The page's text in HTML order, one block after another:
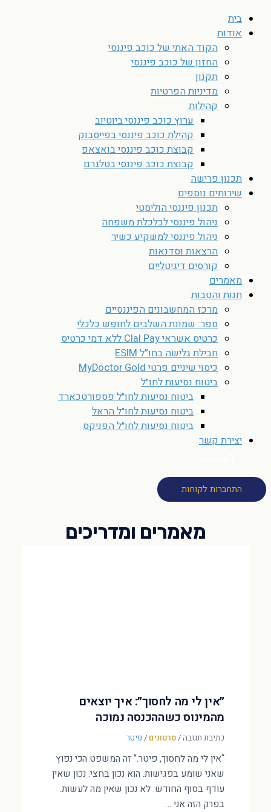
בית
אודות
הקוד האתי של כוכב פיננסי
החזון של כוכב פיננסי
תקנון
מדיניות הפרטיות
קהילות
ערוץ כוכב פיננסי ביוטיוב
קהילת כוכב פיננסי בפייסבוק
קבוצת כוכב פיננסי בואצאפ
קבוצת כוכב פיננסי בטלגרם
תכנון פרישה
שירותים נוספים
תכנון פיננסי הוליסטי
ניהול פיננסי לכלכלת משפחה
ניהול פיננסי למשקיע כשיר
הרצאות וסדנאות
קורסים דיגיטליים
מאמרים
חנות והטבות
מרכז המחשבונים הפיננסיים
ספר: שמונת השלבים לחופש כלכלי
כרטיס אשראי Clal Pay ללא דמי כרטיס
חבילת גלישה בחו”ל ESIM
כיסוי שיניים פרטי MyDoctor Gold
ביטוח נסיעות לחו״ל
ביטוח נסיעות לחו״ל פספורטכארד
ביטוח נסיעות לחו״ל הראל
ביטוח נסיעות לחו״ל הפניקס
יצירת קשר
התחברות לקוחות
״אין לי מה לחסוך״: איך יוצאים
מהמינוס כשההכנסה נמוכה
כתיבת תגובה/סרטונים / פיטר
“אין לי מה לחסוך, פיטר.” זה המשפט הכי נפוץ
שאני שומע בפגישות. הוא נכון בחצי. נכון שאין
עודף בסוף החודש. לא נכון שאין מה לעשות.
בפרק הזה אני …